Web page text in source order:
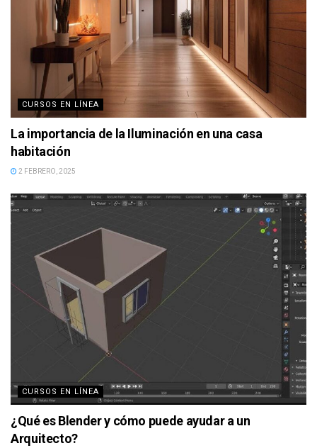
CURSOS EN LÍNEA
La importancia de la Iluminación en una casa
habitación
2 FEBRERO, 2025
CURSOS EN LÍNEA
¿Qué es Blender y cómo puede ayudar a un
Arquitecto?